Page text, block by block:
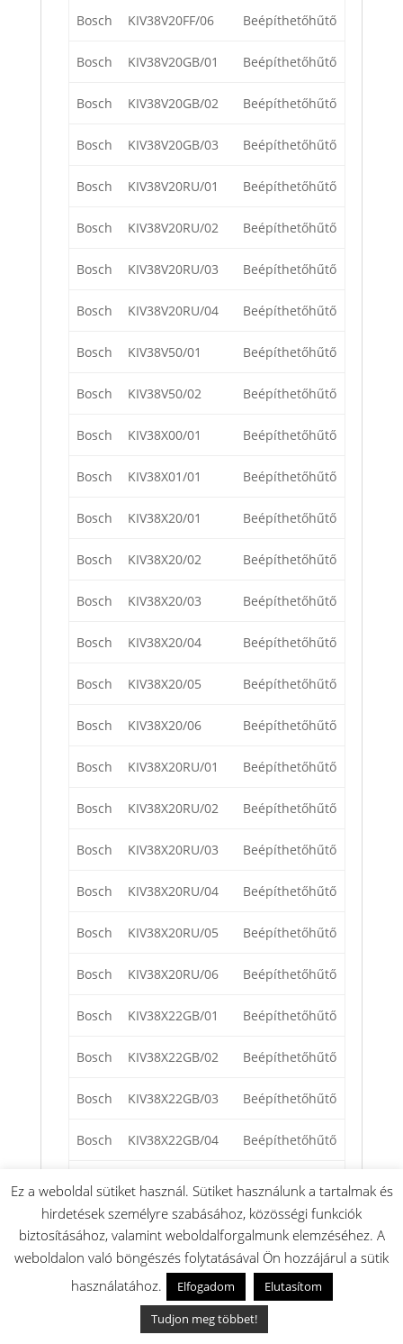
Bosch KIV38V20FF/06 Beépíthetőhűtő
Bosch KIV38V20GB/01 Beépíthetőhűtő
Bosch KIV38V20GB/02 Beépíthetőhűtő
Bosch KIV38V20GB/03 Beépíthetőhűtő
Bosch KIV38V20RU/01 Beépíthetőhűtő
Bosch KIV38V20RU/02 Beépíthetőhűtő
Bosch KIV38V20RU/03 Beépíthetőhűtő
Bosch KIV38V20RU/04 Beépíthetőhűtő
Bosch KIV38V50/01 Beépíthetőhűtő
Bosch KIV38V50/02 Beépíthetőhűtő
Bosch KIV38X00/01 Beépíthetőhűtő
Bosch KIV38X01/01 Beépíthetőhűtő
Bosch KIV38X20/01 Beépíthetőhűtő
Bosch KIV38X20/02 Beépíthetőhűtő
Bosch KIV38X20/03 Beépíthetőhűtő
Bosch KIV38X20/04 Beépíthetőhűtő
Bosch KIV38X20/05 Beépíthetőhűtő
Bosch KIV38X20/06 Beépíthetőhűtő
Bosch KIV38X20RU/01 Beépíthetőhűtő
Bosch KIV38X20RU/02 Beépíthetőhűtő
Bosch KIV38X20RU/03 Beépíthetőhűtő
Bosch KIV38X20RU/04 Beépíthetőhűtő
Bosch KIV38X20RU/05 Beépíthetőhűtő
Bosch KIV38X20RU/06 Beépíthetőhűtő
Bosch KIV38X22GB/01 Beépíthetőhűtő
Bosch KIV38X22GB/02 Beépíthetőhűtő
Bosch KIV38X22GB/03 Beépíthetőhűtő
Bosch KIV38X22GB/04 Beépíthetőhűtő
Bosch KIV38X22GB/05 Beépíthetőhűtő
Bosch KIV38X22RU/01 Beépíthetőhűtő
Bosch KIV38X22RU/02 Beépíthetőhűtő
KIV38X22RU/03 Beépíthetőhűtő
Ez a weboldal sütiket használ. Sütiket használunk a tartalmak és
hirdetések személyre szabásához, közösségi funkciók
biztosításához, valamint weboldalforgalmunk elemzéséhez. A
weboldalon való böngészés folytatásával Ön hozzájárul a sütik
használatához.
Elfogadom
Elutasítom
Tudjon meg többet!